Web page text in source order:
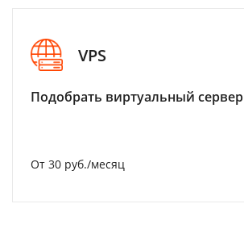
VPS
Подобрать виртуальный сервер
От 30 руб./месяц